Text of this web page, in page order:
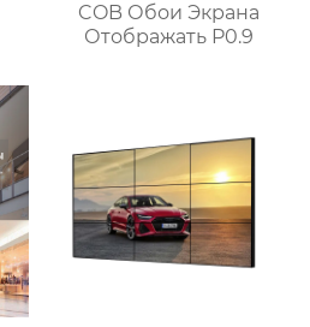
COB Обои Экрана
Отображать P0.9